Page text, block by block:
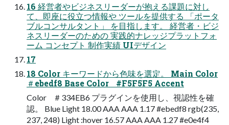
16 経営者やビジネスリーダーが抱える課題に対し
て、即座に役立つ情報や ツールを提供する 「ポータ
ブルコンサルタント」 を目指します。 経営者・ビジ
ネスリーダーのための 実践的ナレッジプラットフォ
ーム コンセプト 制作実績 UIデザイン
17
18 Color キーワードから色味を選定。 Main Color
＃ebedf8 Base Color #F5F5F5 Accent
Color ＃334EB6 プラグインを使用し、視認性を確
認。 Blue Light 18.00 AAA AAA 1.17 #ebedf8 rgb(235,
237, 248) Light :hover 16.57 AAA AAA 1.27 #e0e4f4